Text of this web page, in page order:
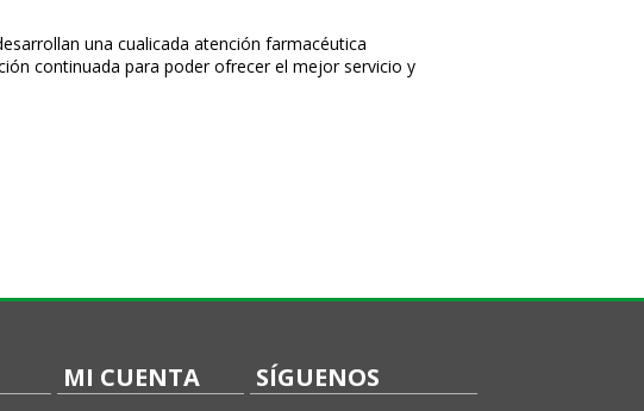
una cualificada atención farmacéutica
continuada para poder ofrecer el mejor servicio y
MI CUENTA SÍGUENOS